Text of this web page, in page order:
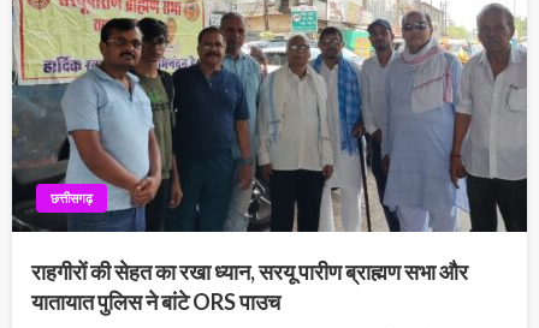
छत्तीसगढ़
राहगीरों की सेहत का रखा ध्यान, सरयू पारीण ब्राह्मण सभा और
यातायात पुलिस ने बांटे ORS पाउच